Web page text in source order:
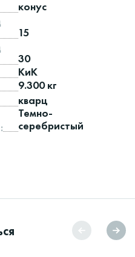
конус
15
30
КиК
9.300 кг
кварц
Темно-
серебристый